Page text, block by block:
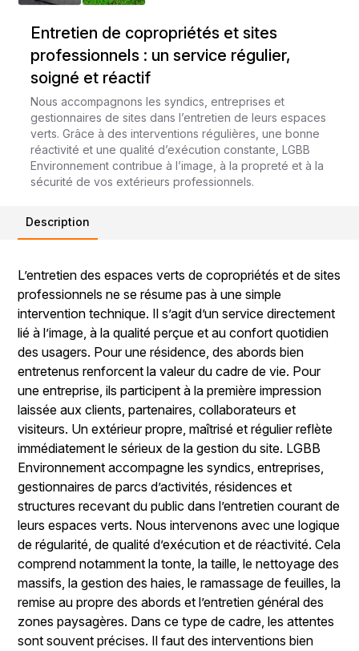
Entretien de copropriétés et sites
professionnels : un service régulier,
soigné et réactif
Nous accompagnons les syndics, entreprises et
gestionnaires de sites dans l’entretien de leurs espaces
verts. Grâce à des interventions régulières, une bonne
réactivité et une qualité d’exécution constante, LGBB
Environnement contribue à l’image, à la propreté et à la
sécurité de vos extérieurs professionnels.
Description
L’entretien des espaces verts de copropriétés et de sites
professionnels ne se résume pas à une simple
intervention technique. Il s’agit d’un service directement
lié à l’image, à la qualité perçue et au confort quotidien
des usagers. Pour une résidence, des abords bien
entretenus renforcent la valeur du cadre de vie. Pour
une entreprise, ils participent à la première impression
laissée aux clients, partenaires, collaborateurs et
visiteurs. Un extérieur propre, maîtrisé et régulier reflète
immédiatement le sérieux de la gestion du site. LGBB
Environnement accompagne les syndics, entreprises,
gestionnaires de parcs d’activités, résidences et
structures recevant du public dans l’entretien courant de
leurs espaces verts. Nous intervenons avec une logique
de régularité, de qualité d’exécution et de réactivité. Cela
comprend notamment la tonte, la taille, le nettoyage des
massifs, la gestion des haies, le ramassage de feuilles, la
remise au propre des abords et l’entretien général des
zones paysagères. Dans ce type de cadre, les attentes
sont souvent précises. Il faut des interventions bien